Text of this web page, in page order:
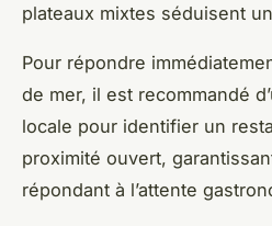
plateaux mixtes séduisent
Pour répondre
de mer, il est recommandé
locale pour identifier un
proximité ouvert,
répondant à l’attente